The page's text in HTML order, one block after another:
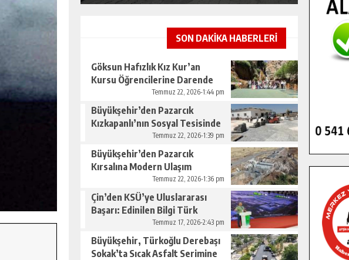
SON DAKİKA HABERLERİ
Göksun Hafızlık Kız Kur’an
Kursu Öğrencilerine Darende
Temmuz 22, 2026-1:44 pm
Büyükşehir’den Pazarcık
Kızkapanlı’nın Sosyal Tesisinde
Çevre Düzenlemesi.Temmuz 22, 2026-1:39 pm
Büyükşehir’den Pazarcık
Kırsalına Modern Ulaşım
Temmuz 22, 2026-1:36 pm
Çin’den KSÜ’ye Uluslararası
Başarı: Edinilen Bilgi Türk
Tarımına Katkı Sağlayacak.
Temmuz 17, 2026-2:43 pm
Büyükşehir, Türkoğlu Derebaşı
Sokak’ta Sıcak Asfalt Serimine